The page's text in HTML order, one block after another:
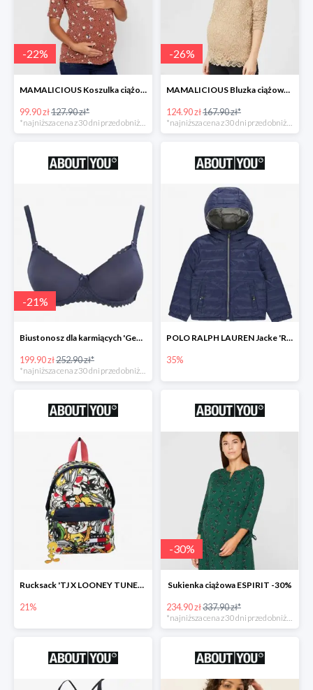
-22%
MAMALICIOUS Koszulka ciążowa 'Zana' -26%
99.90 zł127.90 zł*
*najniższa cena z 30 dni przed obniżką
-26%
MAMALICIOUS Bluzka ciążowa -26%
124.90 zł167.90 zł*
*najniższa cena z 30 dni przed obniżką
-21%
Biustonosz dla karmiących 'Geo Lace' -21%
199.90 zł252.90 zł*
POLO RALPH LAUREN Jacke 'REVERSE' w kolorze granatowym
35%
Rucksack 'TJ X LOONEY TUNES Plecak
21%
-30%
Sukienka ciążowa ESPIRIT -30%
234.90 zł337.90 zł*
*najniższa cena z 30 dni przed obniżką